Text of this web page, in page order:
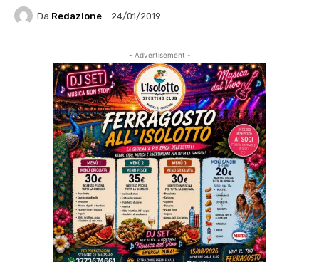
Da Redazione 24/01/2019
- Advertisement -